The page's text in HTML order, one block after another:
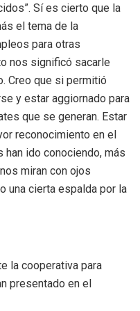
Sí es cierto que la
el tema de la
para otras
nos significó sacarle
Creo que si permitió
y estar aggiornado para
que se generan. Estar
reconocimiento en el
ido conociendo, más
miran con ojos
una cierta espalda por la
la cooperativa para
presentado en el